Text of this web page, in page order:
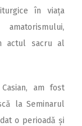
în viața
actul sacru al
am fost
la Seminarul
o perioadă și